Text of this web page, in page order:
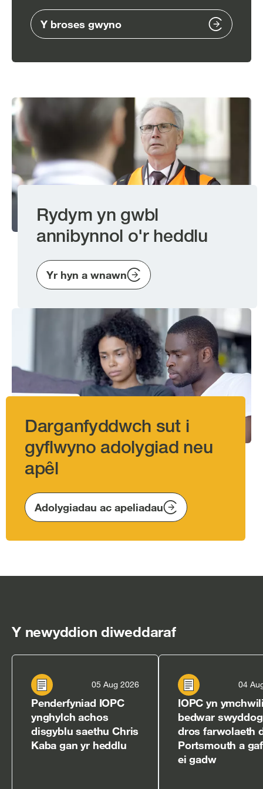
Y broses gwyno
Image
Rydym yn gwbl
annibynnol o'r heddlu
Yr hyn a wnawn
Darganfyddwch sut i
gyflwyno adolygiad neu
apêl
Adolygiadau ac apeliadau
Y newyddion diweddaraf
05 Aug 2026
Penderfyniad IOPC
ynghylch achos
disgyblu saethu Chris
Kaba gan yr heddlu
04
IOPC yn
bedwar swyddog
dros farwolaeth
Portsmouth a
ei gadw